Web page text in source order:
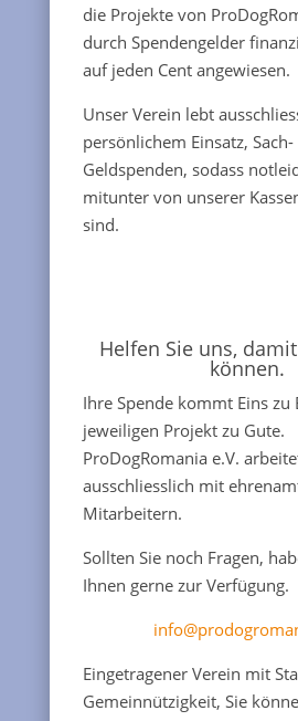
die Projekte von
durch Spendengelder
auf jeden Cent angewiesen.
Unser Verein lebt
persönlichem Einsatz,
Geldspenden, sodass
mitunter von unserer
sind.
Helfen Sie uns,
können.
Ihre Spende kommt Eins zu
jeweiligen Projekt zu Gute.
ProDogRomania e.V.
ausschliesslich mit
Mitarbeitern.
Sollten Sie noch Fragen,
Ihnen gerne zur Verfügung.
Eingetragener Verein mit
Gemeinnützigkeit, Sie